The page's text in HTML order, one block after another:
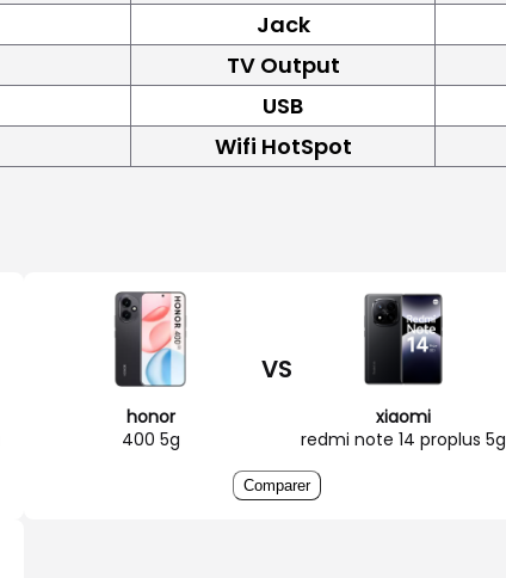
Jack
TV Output
USB
Wifi HotSpot
honor
400 5g
VS
xiaomi
redmi note 14 proplus 5g
Comparer